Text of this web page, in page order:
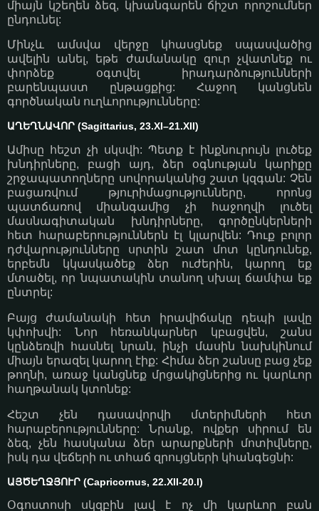
միայն կշեղեն ձեզ, կխանգարեն ճիշտ որոշումներ
ընդունել:
Մինչև ամսվա վերջը կհասցնեք սպասվածից
ավելին անել, եթե ժամանակը զուր չվատնեք ու
փորձեք օգտվել իրադարձությունների
բարենպաստ ընթացքից: Հաջող կանցնեն
գործնական ուղևորությունները:
ԱՂԵՂՆԱՎՈՐ (Sagittarius, 23.XI–21.XII)
Ամիսը հեշտ չի սկսվի: Պետք է ինքնուրույն լուծեք
խնդիրները, բացի այդ, ձեր օգնության կարիքը
շրջապատողները սովորականից շատ կզգան: Չեն
բացառվում թյուրիմացությունները, որոնց
պատճառով միանգամից չի հաջողվի լուծել
մասնագիտական խնդիրները, գործընկերների
հետ հարաբերություններն էլ կլարվեն: Դուք բոլոր
դժվարությունները սրտին շատ մոտ կընդունեք,
երբեմն կկասկածեք ձեր ուժերին, կարող եք
մտածել, որ նպատակին տանող սխալ ճամփա եք
ընտրել:
Բայց ժամանակի հետ իրավիճակը դեպի լավը
կփոխվի: Նոր հեռանկարներ կբացվեն, շանս
կընձեռվի հասնել նրան, ինչի մասին նախկինում
միայն երազել կարող էիք: Հիմա ձեր շանսը բաց չեք
թողնի, առաջ կանցնեք մրցակիցներից ու կարևոր
հաղթանակ կտոնեք:
Հեշտ չեն դասավորվի մտերիմների հետ
հարաբերությունները: Նրանք, ովքեր սիրում են
ձեզ, չեն հասկանա ձեր արարքների մոտիվները,
իսկ դա վեճերի ու տհաճ զրույցների կհանգեցնի:
ԱՅԾԵՂՋՅՈՒՐ (Capricornus, 22.XII-20.I)
Օգոստոսի սկզբին լավ է ոչ մի կարևոր բան